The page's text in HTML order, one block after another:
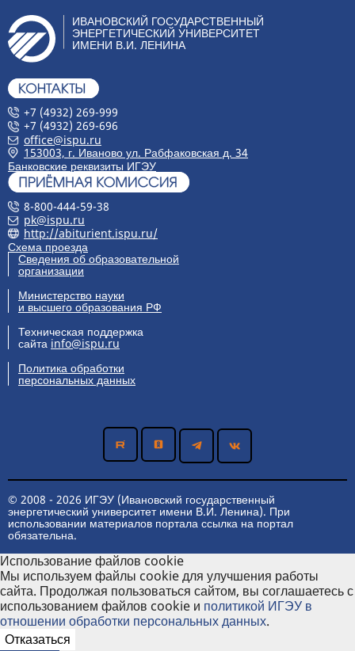
ИВАНОВСКИЙ ГОСУДАРСТВЕННЫЙ
ЭНЕРГЕТИЧЕСКИЙ УНИВЕРСИТЕТ
ИМЕНИ В.И. ЛЕНИНА
+7 (4932) 269-999
+7 (4932) 269-696
office@ispu.ru
153003, г. Иваново ул. Рабфаковская д. 34
Банковские реквизиты ИГЭУ
8-800-444-59-38
pk@ispu.ru
http://abiturient.ispu.ru/
Схема проезда
Сведения об образовательной
организации
Министерство науки
и высшего образования РФ
Техническая поддержка
сайта info@ispu.ru
Политика обработки
персональных данных
© 2008 - 2026 ИГЭУ (Ивановский государственный
энергетический университет имени В.И. Ленина). При
использовании материалов портала ссылка на портал
обязательна.
Использование файлов cookie
Мы используем файлы cookie для улучшения работы
сайта. Продолжая пользоваться сайтом, вы соглашаетесь с
использованием файлов cookie и политикой ИГЭУ в
отношении обработки персональных данных.
Отказаться